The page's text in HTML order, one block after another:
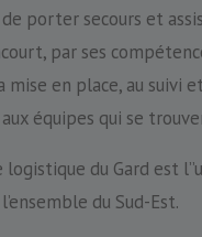
porter secours et
par ses
mise en place, au suivi
aux équipes qui se
du Gard est
du Sud-Est.